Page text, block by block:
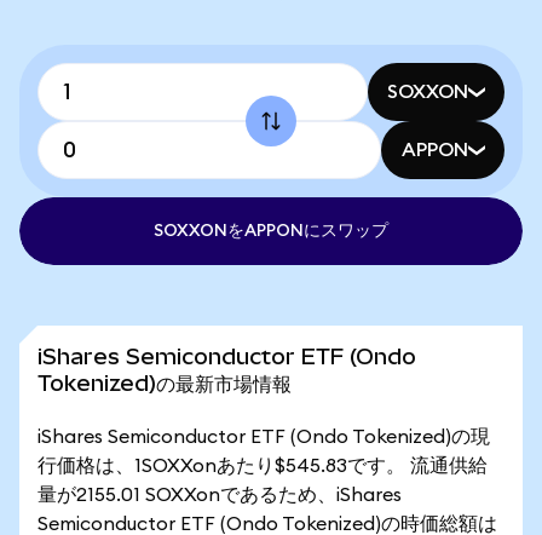
SOXXON
APPON
SOXXONをAPPONにスワップ
iShares Semiconductor ETF (Ondo
Tokenized)の最新市場情報
iShares Semiconductor ETF (Ondo Tokenized)の現
行価格は、1SOXXonあたり$545.83です。 流通供給
量が2155.01 SOXXonであるため、iShares
Semiconductor ETF (Ondo Tokenized)の時価総額は